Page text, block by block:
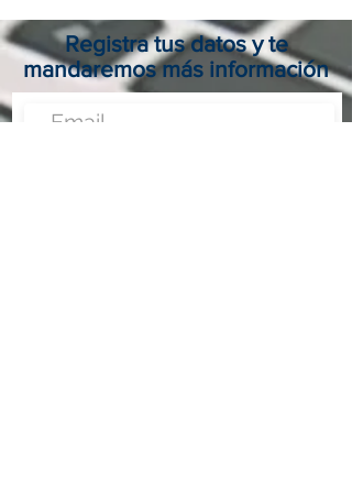
Registra tus datos y te
mandaremos más información